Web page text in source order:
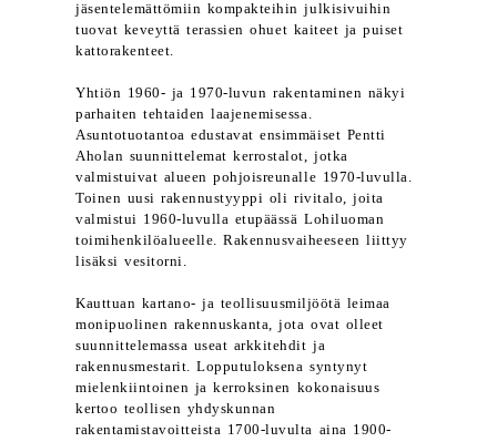
jäsentelemättömiin kompakteihin julkisivuihin
tuovat keveyttä terassien ohuet kaiteet ja puiset
kattorakenteet.
Yhtiön 1960- ja 1970-luvun rakentaminen näkyi
parhaiten tehtaiden laajenemisessa.
Asuntotuotantoa edustavat ensimmäiset Pentti
Aholan suunnittelemat kerrostalot, jotka
valmistuivat alueen pohjoisreunalle 1970-luvulla.
Toinen uusi rakennustyyppi oli rivitalo, joita
valmistui 1960-luvulla etupäässä Lohiluoman
toimihenkilöalueelle. Rakennusvaiheeseen liittyy
lisäksi vesitorni.
Kauttuan kartano- ja teollisuusmiljöötä leimaa
monipuolinen rakennuskanta, jota ovat olleet
suunnittelemassa useat arkkitehdit ja
rakennusmestarit. Lopputuloksena syntynyt
mielenkiintoinen ja kerroksinen kokonaisuus
kertoo teollisen yhdyskunnan
rakentamistavoitteista 1700-luvulta aina 1900-